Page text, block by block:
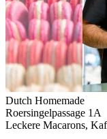
Dutch Homemade
Roersingelpassage 1A
Leckere Macarons,